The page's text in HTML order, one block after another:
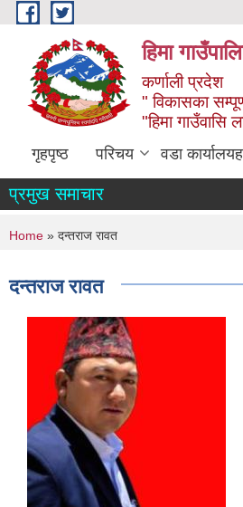
Skip to main content
हिमा
कर्णाली प्रदेश
" विकासका
"हिमा गाउँवासि
गृहपृष्ठ परिचय वडा
प्रमुख समाचार
You are here
Home » दन्तराज रावत
दन्तराज रावत